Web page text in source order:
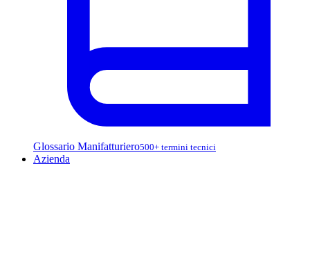
Glossario Manifatturiero500+ termini tecnici
Azienda